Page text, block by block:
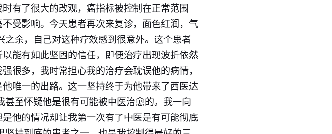
有了很大的改观，癌指标被控制在正常范围
受影响。今天患者再次来复诊，面色红润，气
余，自己对这种疗效感到很意外。这个患者
能有如此坚固的信任，即便治疗出现波折依然
很多，我时常担心我的治疗会耽误他的病情，
他唯一的出路。这一坚持终于为他带来了西医达
至怀疑他是很有可能被中医治愈的。我一向
他的情况却让我第一次有了中医是有可能彻底